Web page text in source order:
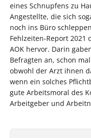
eines Schnupfens zu
Angestellte, die sich
noch ins Büro
Fehlzeiten-Report
AOK hervor. Darin
Befragten an, schon
obwohl der Arzt ihnen
wenn ein solches
gute Arbeitsmoral des
Arbeitgeber und